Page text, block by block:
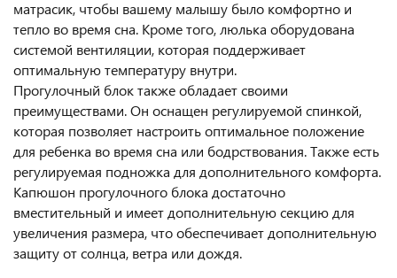
матрасик, чтобы вашему малышу было комфортно и
тепло во время сна. Кроме того, люлька оборудована
системой вентиляции, которая поддерживает
оптимальную температуру внутри.
Прогулочный блок также обладает своими
преимуществами. Он оснащен регулируемой спинкой,
которая позволяет настроить оптимальное положение
для ребенка во время сна или бодрствования. Также есть
регулируемая подножка для дополнительного комфорта.
Капюшон прогулочного блока достаточно
вместительный и имеет дополнительную секцию для
увеличения размера, что обеспечивает дополнительную
защиту от солнца, ветра или дождя.